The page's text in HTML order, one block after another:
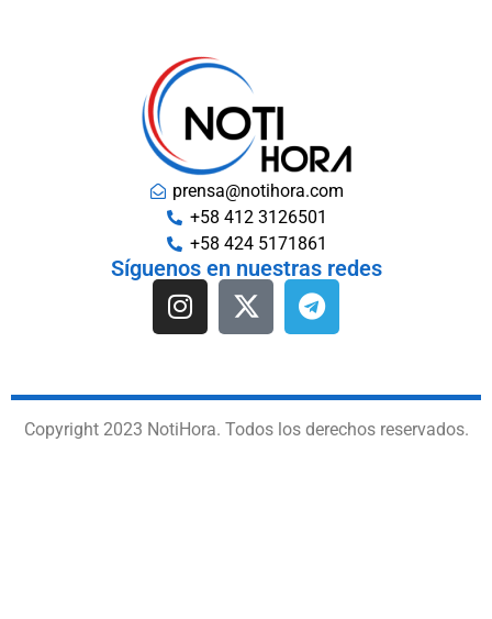
prensa@notihora.com
+58 412 3126501
+58 424 5171861
Síguenos en nuestras redes
Copyright 2023 NotiHora. Todos los derechos reservados.